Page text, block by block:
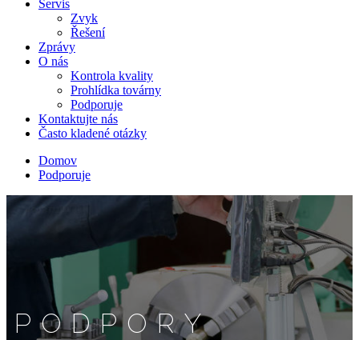
Servis
Zvyk
Řešení
Zprávy
O nás
Kontrola kvality
Prohlídka továrny
Podporuje
Kontaktujte nás
Často kladené otázky
Domov
Podporuje
PODPORY